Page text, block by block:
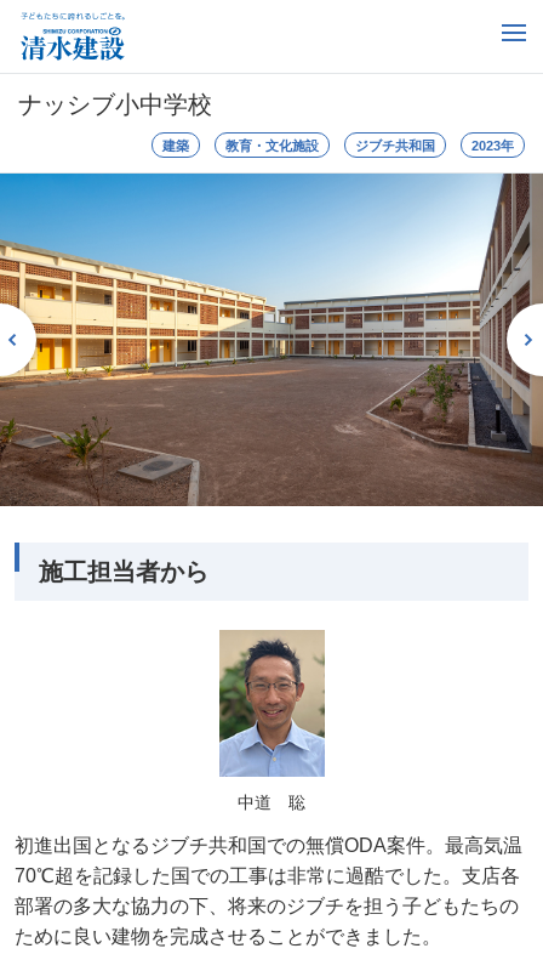
ナッシブ小中学校
建築 教育・文化施設 ジブチ共和国 2023年
施工担当者から
中道 聡
初進出国となるジブチ共和国での無償ODA案件。最高気温
70℃超を記録した国での工事は非常に過酷でした。支店各
部署の多大な協力の下、将来のジブチを担う子どもたちの
ために良い建物を完成させることができました。